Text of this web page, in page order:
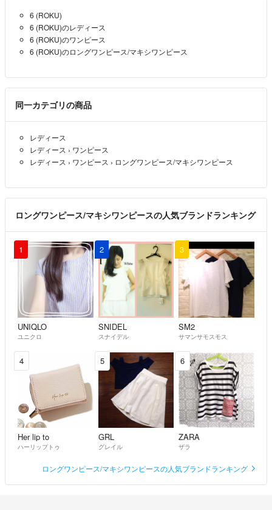
す。
ペット、喫煙は無いです。
6 (ROKU)
6 (ROKU)のレディース
6 (ROKU)のワンピース
6 (ROKU)のロングワンピース/マキシワンピース
同一カテゴリの商品
レディース
レディース › ワンピース
レディース › ワンピース › ロングワンピース/マキシワンピース
ロングワンピース/マキシワンピースの人気ブランドランキング
1
UNIQLO
ユニクロ
2
SNIDEL
スナイデル
3
SM2
サマンサモスモス
4
Her lip to
ハーリップトゥ
5
GRL
グレイル
6
ZARA
ザラ
ロングワンピース/マキシワンピースの人気ブランドランキング